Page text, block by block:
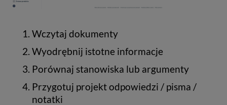
Wczytaj dokumenty
Wyodrębnij istotne informacje
Porównaj stanowiska lub argumenty
Przygotuj projekt odpowiedzi / pisma /
notatki